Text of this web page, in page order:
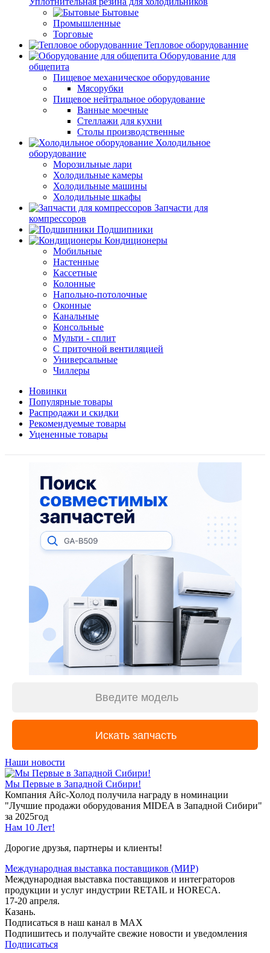
Бытовые
Промышленные
Торговые
Тепловое оборудованние
Оборудование для
общепита
Пищевое механическое оборудование
Мясорубки
Пищевое нейтральное оборудование
Ванные моечные
Стеллажи для кухни
Столы производственные
Холодильное
оборудование
Морозильные лари
Холодильные камеры
Холодильные машины
Холодильные шкафы
Запчасти для
компрессоров
Подшипники
Кондиционеры
Мобильные
Настенные
Кассетные
Колонные
Напольно-потолочные
Оконные
Канальные
Консольные
Мульти - сплит
С приточной вентиляцией
Универсальные
Чиллеры
Новинки
Популярные товары
Распродажи и скидки
Рекомендуемые товары
Уцененные товары
Наши новости
Мы Первые в Западной Сибири!
Компания Айс-Холод получила награду в номинации
"Лучшие продажи оборудования MIDEA в Западной Сибири"
за 2025год
Нам 10 Лет!
Дорогие друзья, партнеры и клиенты!
Международная выставка поставщиков (МИР)
Международная выставка поставщиков и интеграторов
продукции и услуг индустрии RETAIL и HORECA.
17-20 апреля.
Казань.
Подписаться в наш канал в MAX
Подпишитесь и получайте свежие новости и уведомления
Подписаться